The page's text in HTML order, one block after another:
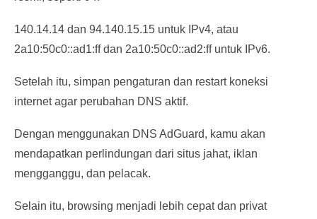
140.14.14 dan 94.140.15.15 untuk IPv4, atau
2a10:50c0::ad1:ff dan 2a10:50c0::ad2:ff untuk IPv6.
Setelah itu, simpan pengaturan dan restart koneksi
internet agar perubahan DNS aktif.
Dengan menggunakan DNS AdGuard, kamu akan
mendapatkan perlindungan dari situs jahat, iklan
mengganggu, dan pelacak.
Selain itu, browsing menjadi lebih cepat dan privat